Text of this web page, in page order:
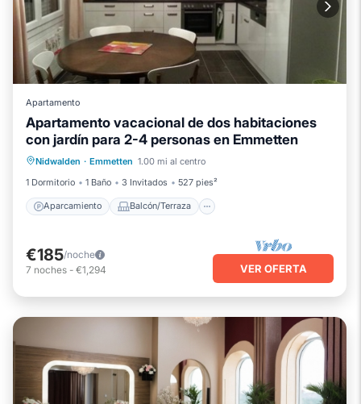
Apartamento
Apartamento vacacional de dos habitaciones
con jardín para 2-4 personas en Emmetten
Nidwalden · Emmetten 1.00 mi al centro
1 Dormitorio
1 Baño 3 Invitados 527 pies²
Aparcamiento Balcón/Terraza
Aparcamiento
Balcón/Terraza
Cocina
Internet
€185/noche
7 noches - €1,294 VER OFERTA